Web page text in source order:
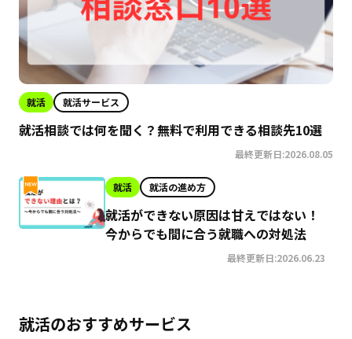
就活 就活サービス
就活相談では何を聞く？無料で利用できる相談先10選
最終更新日:2026.08.05
就活 就活の進め方
就活ができない原因は甘えではない！
今からでも間に合う就職への対処法
最終更新日:2026.06.23
就活のおすすめサービス